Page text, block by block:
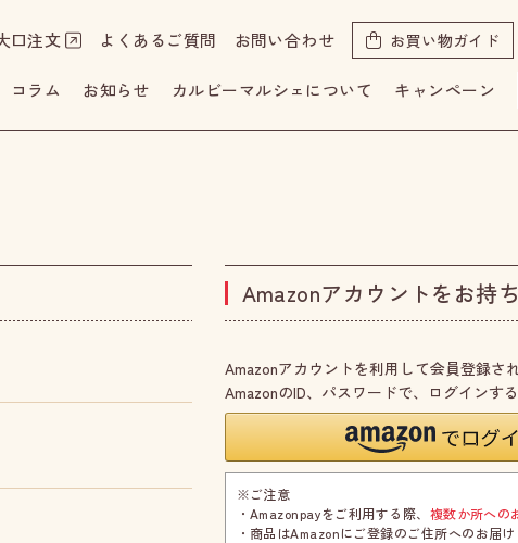
口注文 よくあるご質問 お問い合わせ お買い物ガイド
コラム お知らせ カルビーマルシェについて キャンペーン
Amazonアカウントをお持
Amazonアカウントを利用して会員登録さ
AmazonのID、パスワードで、ログインす
※ご注意
・Amazonpayをご利用する際、 複数か所への
・商品はAmazonにご登録のご住所へのお届け